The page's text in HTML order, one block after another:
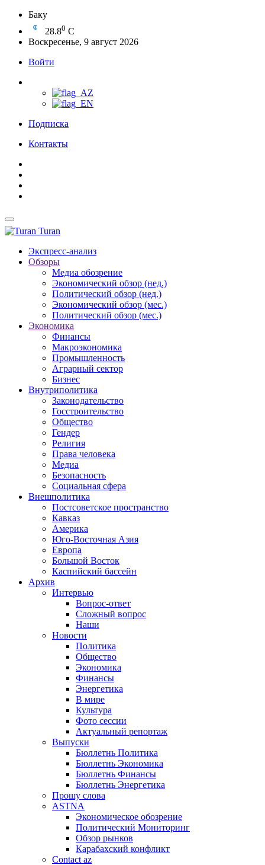
Баку
28.80 C
Воскресенье, 9 август 2026
Войти
Подписка
Контакты
Turan
Экспресс-анализ
Обзоры
Медиа обозрение
Экономический обзор (нед.)
Политический обзор (нед.)
Экономический обзор (мес.)
Политический обзор (мес.)
Экономика
Финансы
Макроэкономика
Промышленность
Аграрный сектор
Бизнес
Внутриполитика
Законодательство
Госстроительство
Общество
Гендер
Религия
Права человека
Медиа
Безопасность
Социальная сфера
Внешполитика
Постсоветское пространство
Кавказ
Америка
Юго-Восточная Азия
Европа
Большой Восток
Каспийский бассейн
Архив
Интервью
Вопрос-ответ
Сложный вопрос
Наши
Новости
Политика
Общество
Экономика
Финансы
Энергетика
В мире
Культура
Фото сессии
Актуальный репортаж
Выпуски
Бюллетнь Политика
Бюллетнь Экономика
Бюллетнь Финансы
Бюллетнь Энергетика
Прошу слова
ASTNA
Экономическое обозрение
Политический Мониторинг
Обзор рынков
Карабахский конфликт
Contact az